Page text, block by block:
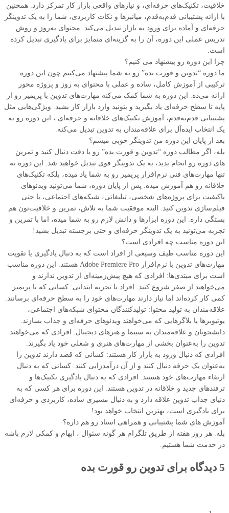
خلاقیت، تکنیک‌های حرفه‌ای، و نیازهای واقعی بازار کار تمرکز دارد. همچنین
با ارائه پشتیبانی قدم‌به‌قدم، میانبرها و نکات کاربردی، شما را به یک تدوینگر
حرفه‌ای و آماده برای ورود به بازار تبدیل می‌کند. محتوای به‌روز و روش
تدریس عملی این دوره، آن را به گزینه‌ای متمایز برای یادگیری تبدیل کرده
است.
چرا این دوره رو پیشنهاد می کنیم؟
ما دوره “تدوین و قورت بده” رو به شما پیشنهاد می‌کنیم چون این دوره
ترکیبی از آموزش کامل، ساده و عملی با محتوای به‌ روز و پروژه‌ محور
ارائه می‌ده. این دوره به شما کمک می‌کنه مهارت‌های تدوین با پریمیر رو از
پایه تا سطح حرفه‌ای یاد بگیرید و بتونید وارد بازار کار بشید. ویژگی‌هایی مثل
پشتیبانی قدم‌به‌قدم، آموزش تکنیک‌های خلاقانه و حرفه‌ای ، این دوره رو به
یک انتخاب ایده‌آل برای علاقه‌مندان به تدوین تبدیل می‌کنه.
بعد از پایان این دوره من تدوینگر خوبی میشم؟
بله، اگر مطالب دوره “تدوین و قورت بده” رو با دقت دنبال کنید و تمرین‌
های دوره رو انجام بدید، به یک تدوینگر قوی تبدیل خواهید شد. این دوره نه‌
تنها مهارت‌های فنی نرم‌افزار پریمیر رو به شما یاد میده، بلکه تکنیک‌های
خلاقانه رو هم آموزش میده. پس از پایان دوره، شما می‌تونید ویدئوهای
باکیفیت برای پروژه‌های شخصی، تبلیغاتی، شبکه‌های اجتماعی، یا حتی
فیلم‌سازی تدوین کنید. البته موفقیت شما به تلاش، تمرین و خلاقیت‌تون هم
بستگی داره. این دوره ابزارها و دانش لازم رو به شما میده، اما با تمرین و
تجربه می‌تونید به یک تدوینگر حرفه‌ای و حتی برجسته تبدیل بشید!
این دوره مناسب چه افرادی است؟
این دوره مناسب طیف وسیعی از افراد است که به دنبال یادگیری یا تقویت
مهارت‌های تدوین با نرم‌افزار Adobe Premiere Pro هستند. این دوره مناسب
است برای مبتدی‌ها: افرادی که هیچ پیش‌زمینه‌ای از تدوین ندارند و
می‌خواهند از صفر شروع کنند. افراد با تجربه ابتدایی: کسانی که با پریمیر
کمی کار کرده‌اند اما نیاز دارند مهارت‌های خود را به سطح حرفه‌ای برسانند.
علاقه‌مندان به تولید محتوا: تولیدکنندگان محتوای شبکه‌های اجتماعی،
یوتیوبرها یا بلاگرهایی که می‌خواهند ویدئوهای حرفه‌ای و جذاب بسازند.
دانشجویان و علاقه‌مندان به سینما و هنرهای دیجیتال: افرادی که می‌خواهند
تدوین را به‌عنوان بخشی از مهارت‌های هنری و شغلی خود یاد بگیرند.
افرادی که دنبال ورود به بازار کار هستند: کسانی که قصد دارند تدوین را
به‌عنوان یک حرفه دنبال کنند و از آن درآمدزایی کنند. کسانی که به دنبال
ارتقاء مهارت‌های خود هستند: افرادی که به دنبال یادگیری تکنیک‌ها و
ترفندهای جدید و خلاقانه در تدوین هستند. این دوره برای هر کسی که به
دنیای جذاب تدوین علاقه دارد و به دنبال مسیری ساده، کاربردی و حرفه‌ای
برای یادگیری است، بهترین انتخاب خواهد بود!
آموزش های شما پشتیبانی و همراهی استاد رو هم داره؟
بله. هر روز هفته از طریق تلگرام هر گونه سئوال ، ابهام و کمکی لازم باشه
در خدمت شما هستیم.
5 دیدگاه برای تدوین رو قورت بده